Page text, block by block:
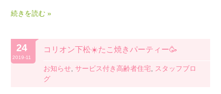
続きを読む »
24
2019-11
コリオン下松☀️たこ焼きパーティー🥳
お知らせ ,サービス付き高齢者住宅
スタッフブロ
グ